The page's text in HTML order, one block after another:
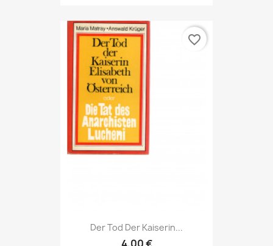
Der Tod Der Kaiserin...
4,00 €
favorite_border